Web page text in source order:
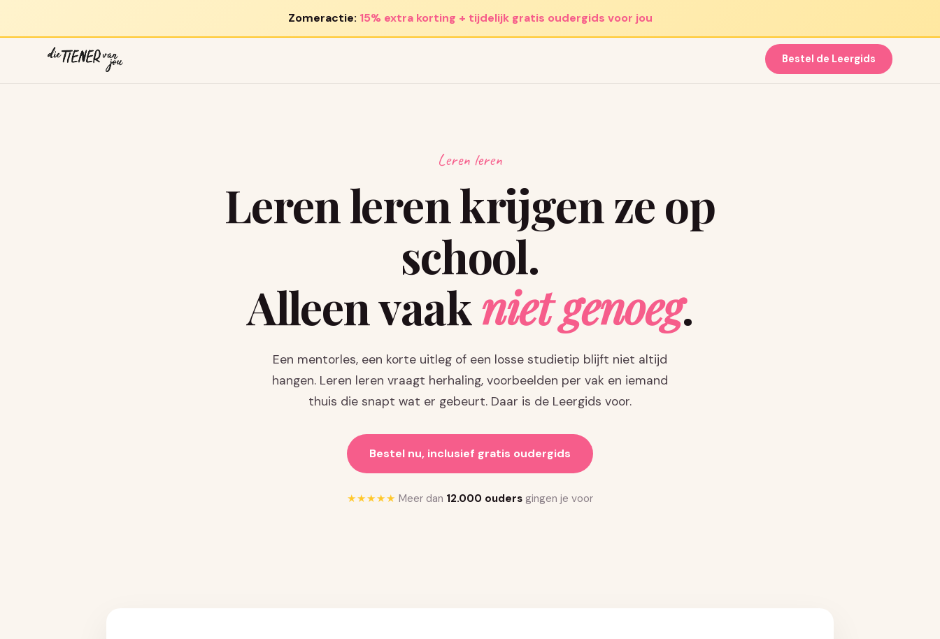
Bestel de Leergids
Zomeractie: 15% extra korting + tijdelijk gratis oudergids voor jou
Leren leren
Leren leren krijgen ze op
school.
Alleen vaakniet genoeg.
Een mentorles, een korte uitleg of een losse studietip blijft niet altijd
hangen. Leren leren vraagt herhaling, voorbeelden per vak en iemand
thuis die snapt wat er gebeurt. Daar is de Leergids voor.
Bestel nu, inclusief gratis oudergids
★★★★★ Meer dan 12.000 ouders gingen je voor